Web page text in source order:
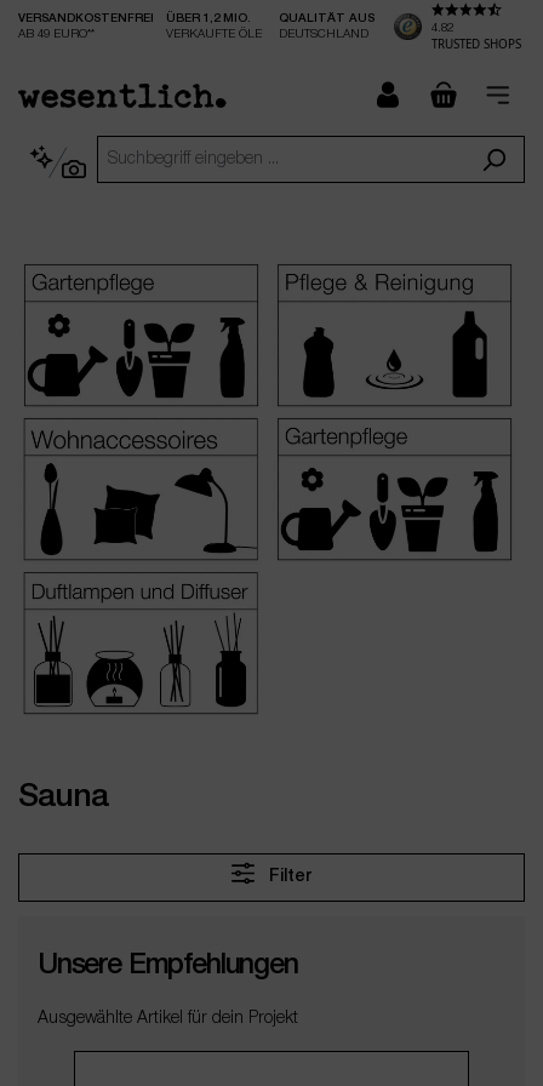
springen
VERSANDKOSTENFREI
AB 49 EURO**
ÜBER 1,2 MIO.
VERKAUFTE ÖLE
QUALITÄT AUS
DEUTSCHLAND
4.82
TRUSTED SHOPS
Sauna
Filter
Unsere Empfehlungen
Ausgewählte Artikel für dein Projekt